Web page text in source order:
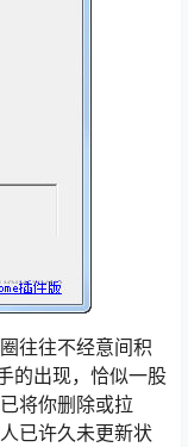
往往不经意间积
的出现，恰似一股
将你删除或拉
已许久未更新状